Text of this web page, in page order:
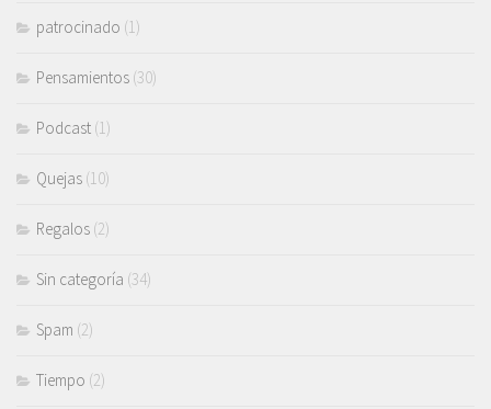
patrocinado (1)
Pensamientos (30)
Podcast (1)
Quejas (10)
Regalos (2)
Sin categoría (34)
Spam (2)
Tiempo (2)